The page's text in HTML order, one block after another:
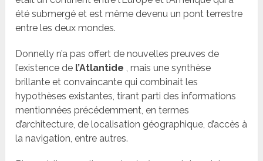
été submergé et est même devenu un pont terrestre
entre les deux mondes.
Donnelly n’a pas offert de nouvelles preuves de
l’existence de l’Atlantide , mais une synthèse
brillante et convaincante qui combinait les
hypothèses existantes, tirant parti des informations
mentionnées précédemment, en termes
d’architecture, de localisation géographique, d’accès à
la navigation, entre autres.